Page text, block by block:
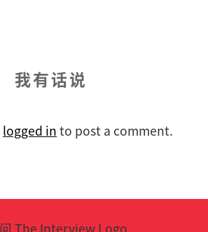
我有话说
logged in to post a comment.